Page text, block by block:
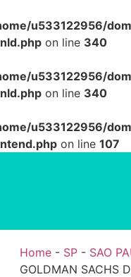
u533122956/
on line 340
u533122956/
on line 340
u533122956/
on line 107
Home- SP- SAO
GOLDMAN SACHS